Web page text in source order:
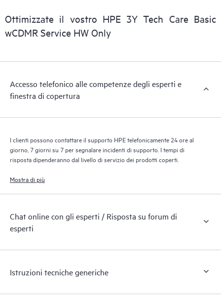
Ottimizzate il vostro HPE 3Y Tech Care Basic
wCDMR Service HW Only
Accesso telefonico alle competenze degli esperti e
finestra di copertura
I clienti possono contattare il supporto HPE telefonicamente 24 ore al
giorno, 7 giorni su 7 per segnalare incidenti di supporto. I tempi di
risposta dipenderanno dal livello di servizio dei prodotti coperti.
Mostra di più
Chat online con gli esperti / Risposta su forum di
esperti
Istruzioni tecniche generiche